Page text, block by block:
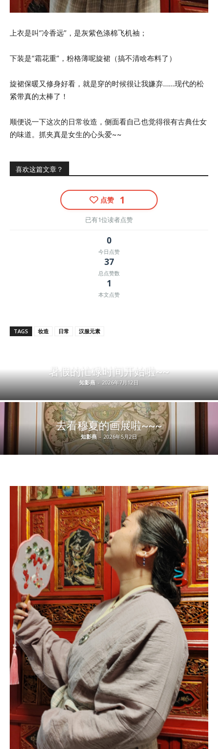
上衣是叫“冷香远”，是灰紫色涤棉飞机袖；
下装是“霜花重”，粉格薄呢旋裙（搞不清啥布料了）
旋裙保暖又修身好看，就是穿的时候很让我嫌弃……现代的松
紧带真的太棒了！
顺便说一下这次的日常妆造，侧面看自己也觉得很有古典仕女
的味道。抓夹真是女生的心头爱~~
喜欢这篇文章？
点赞 1
已有1位读者点赞
0
今日点赞
37
总点赞数
1
本文点赞
TAGS 妆造 日常 汉服元素
暑假的忙碌时间开始啦~~
知影燕 - 2026年7月12日
去看穆夏的画展啦~~~
知影燕 - 2026年5月2日